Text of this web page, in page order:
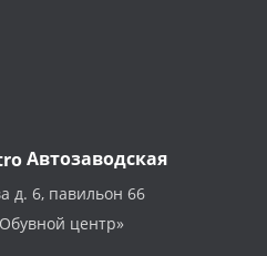
Автозаводская
д. 6, павильон 66
центр»